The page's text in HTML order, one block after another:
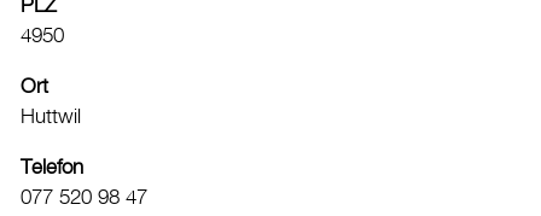
Kunsteisbahn
Veranstaltungskalender
PLZ
4950
Ort
Huttwil
Telefon
077 520 98 47